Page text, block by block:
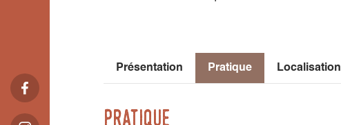
Présentation Pratique Localisation
Pratique